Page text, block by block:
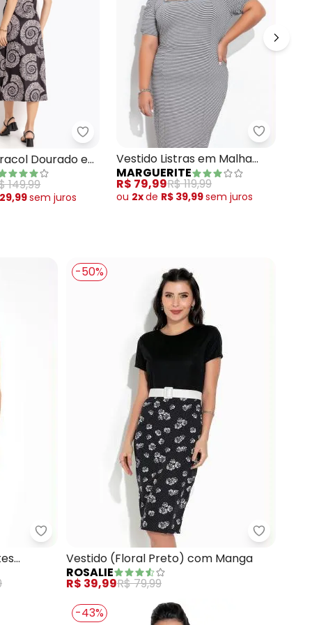
Midi Preto com Franzidos Plus Size
Quintess - Vestido Caracol Dourado em
Dourado em
149,99
semjuros
Vestido Listras em Malha
Jacquard Plus Size
MARGUERITE
R$ 79,99R$ 119,99
ou 2xde R$ 39,99semjuros
(Preto)
Moda Pop - Vestido (Preto) com Recortes
-50%
Rosalie -
Vestido (Floral Preto) com Manga
ROSALIE
R$ 39,99R$ 79,99
-43%